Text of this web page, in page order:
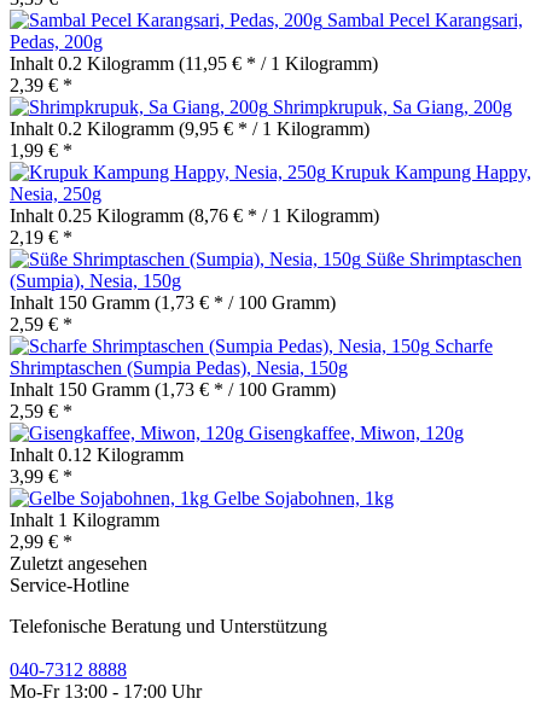
Sambal Pecel Karangsari,
Pedas, 200g
Inhalt 0.2 Kilogramm (11,95 € * / 1 Kilogramm)
2,39 € *
Shrimpkrupuk, Sa Giang, 200g
Inhalt 0.2 Kilogramm (9,95 € * / 1 Kilogramm)
1,99 € *
Krupuk Kampung Happy,
Nesia, 250g
Inhalt 0.25 Kilogramm (8,76 € * / 1 Kilogramm)
2,19 € *
Süße Shrimptaschen
(Sumpia), Nesia, 150g
Inhalt 150 Gramm (1,73 € * / 100 Gramm)
2,59 € *
Scharfe
Shrimptaschen (Sumpia Pedas), Nesia, 150g
Inhalt 150 Gramm (1,73 € * / 100 Gramm)
2,59 € *
Gisengkaffee, Miwon, 120g
Inhalt 0.12 Kilogramm
3,99 € *
Gelbe Sojabohnen, 1kg
Inhalt 1 Kilogramm
2,99 € *
Zuletzt angesehen
Service-Hotline
Telefonische Beratung und Unterstützung
040-7312 8888
Mo-Fr 13:00 - 17:00 Uhr